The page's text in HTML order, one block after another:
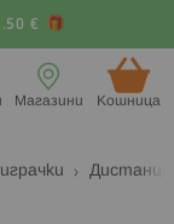
€
Кошница (
Магазини